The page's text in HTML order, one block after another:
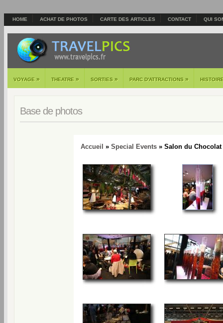
HOME ACHAT DE PHOTOS CARTE DES ARTICLES CONTACT QUI
VOYAGE » THEATRE » SORTIES » PARC D'ATTRACTIONS »
Base de photos
Accueil » Special Events» Salon du Chocolat